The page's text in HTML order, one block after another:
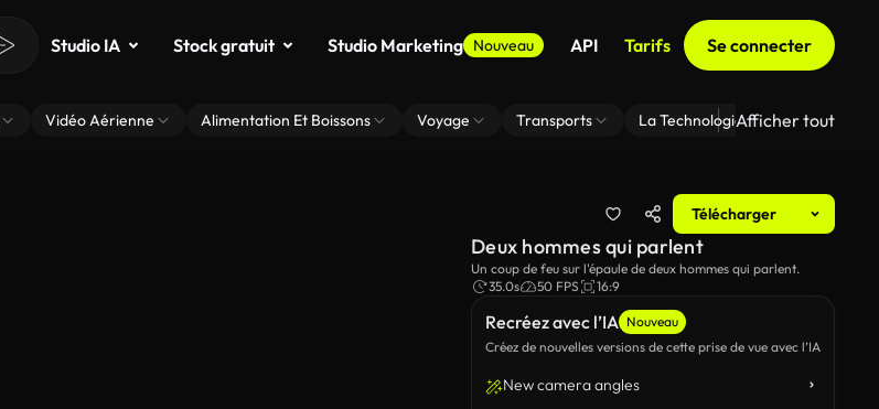
Studio IA Stock gratuit Studio Marketing Nouveau API Tarifs Se connecter
Vidéo Aérienne Alimentation Et Boissons Voyage Transports La Technologie Zoom En
Afficher tout
Télécharger
Recréez avec l’IA Nouveau
Créez de nouvelles versions de cette prise de vue avec l’IA
New camera angles
Deux hommes qui parlent
Un coup de feu sur l'épaule de deux hommes qui parlent.
35.0s
50 FPS 16:9